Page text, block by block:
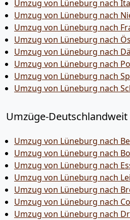
Umzug von Lüneburg nach
Umzug von Lüneburg nach
Umzug von Lüneburg nach
Umzug von Lüneburg nach
Umzug von Lüneburg nach
Umzug von Lüneburg nach
Umzug von Lüneburg nach
Umzug von Lüneburg nach
Umzüge-Deutschlandweit
Umzug von Lüneburg nach
Umzug von Lüneburg nach
Umzug von Lüneburg nach
Umzug von Lüneburg nach
Umzug von Lüneburg nach
Umzug von Lüneburg nach
Umzug von Lüneburg nach